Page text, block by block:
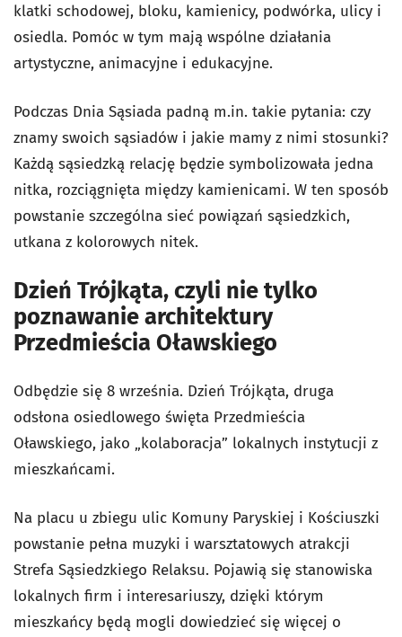
klatki schodowej, bloku, kamienicy, podwórka, ulicy i
osiedla. Pomóc w tym mają wspólne działania
artystyczne, animacyjne i edukacyjne.
Podczas Dnia Sąsiada padną m.in. takie pytania: czy
znamy swoich sąsiadów i jakie mamy z nimi stosunki?
Każdą sąsiedzką relację będzie symbolizowała jedna
nitka, rozciągnięta między kamienicami. W ten sposób
powstanie szczególna sieć powiązań sąsiedzkich,
utkana z kolorowych nitek.
Dzień Trójkąta, czyli nie tylko
poznawanie architektury
Przedmieścia Oławskiego
Odbędzie się 8 września. Dzień Trójkąta, druga
odsłona osiedlowego święta Przedmieścia
Oławskiego, jako „kolaboracja” lokalnych instytucji z
mieszkańcami.
Na placu u zbiegu ulic Komuny Paryskiej i Kościuszki
powstanie pełna muzyki i warsztatowych atrakcji
Strefa Sąsiedzkiego Relaksu. Pojawią się stanowiska
lokalnych firm i interesariuszy, dzięki którym
mieszkańcy będą mogli dowiedzieć się więcej o